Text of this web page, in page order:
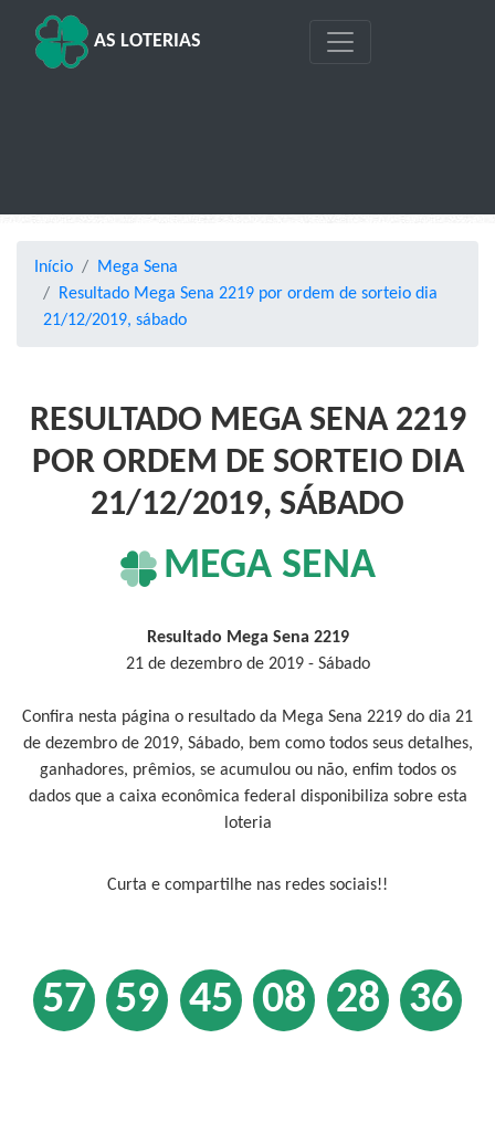
AS LOTERIAS
Início
Mega Sena
Resultado Mega Sena 2219 por ordem de sorteio dia
21/12/2019, sábado
RESULTADO MEGA SENA 2219
POR ORDEM DE SORTEIO DIA
21/12/2019, SÁBADO
MEGA SENA
Resultado Mega Sena 2219
21 de dezembro de 2019 - Sábado
Confira nesta página o resultado da Mega Sena 2219 do dia 21
de dezembro de 2019, Sábado, bem como todos seus detalhes,
ganhadores, prêmios, se acumulou ou não, enfim todos os
dados que a caixa econômica federal disponibiliza sobre esta
loteria
Curta e compartilhe nas redes sociais!!
57 59 45 08 28 36